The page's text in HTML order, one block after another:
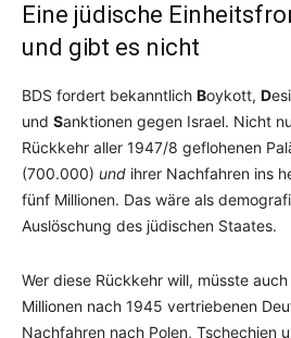
Eine jüdische
und gibt es nicht
BDS fordert bekanntlich Boykott, D
und Sanktionen gegen Israel. Nicht
Rückkehr aller 1947/8 geflohenen
(700.000) und ihrer Nachfahren ins
fünf Millionen. Das wäre als
Auslöschung des jüdischen Staates.
Wer diese Rückkehr will, müsste
Millionen nach 1945 vertriebenen
Nachfahren nach Polen, Tschechien